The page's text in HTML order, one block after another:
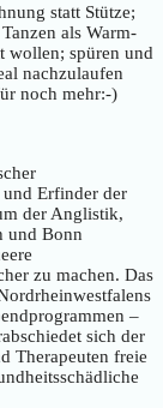
statt Stütze;
als Warm-
wollen; spüren und
nachzulaufen
noch mehr:-)
und Erfinder der
der Anglistik,
und Bonn
zu machen. Das
–
sich der
Therapeuten freie